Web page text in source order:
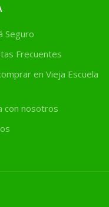
y
plantas
oídio,
blanca,
orgánico
Seguro
Frecuentes
en Vieja Escuela
con nosotros